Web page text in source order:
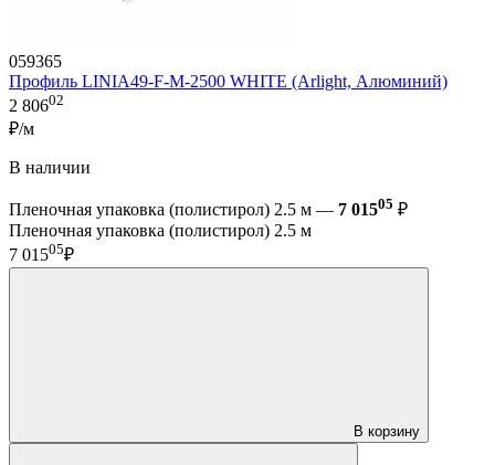
059365
Профиль LINIA49-F-M-2500 WHITE (Arlight, Алюминий)
2 80602
₽/м
В наличии
Пленочная упаковка (полистирол) 2.5 м — 7 01505 ₽
Пленочная упаковка (полистирол) 2.5 м
7 01505₽
В корзину